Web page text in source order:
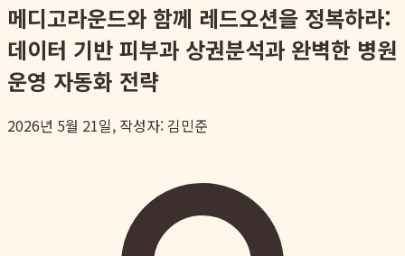
메디고라운드와 함께 레드오션을 정복하라:
데이터 기반 피부과 상권분석과 완벽한 병원
운영 자동화 전략
2026년 5월 21일, 작성자: 김민준